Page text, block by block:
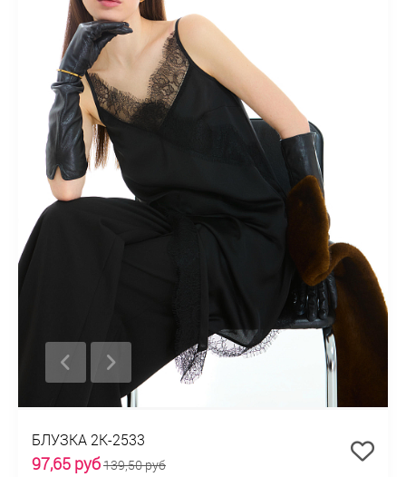
БЛУЗКА 2К-2533
97,65 руб139,50 руб